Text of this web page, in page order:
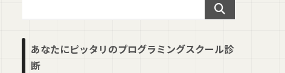
あなたにピッタリのプログラミングスクール診
断